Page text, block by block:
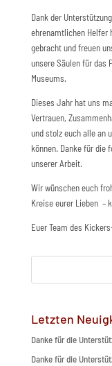
Dank der
ehrenamtlichen Helfer
gebracht und freuen
unsere Säulen für das
Museums.
Dieses Jahr hat uns
Vertrauen,
und stolz euch alle an
können. Danke für die
unserer Arbeit.
Wir wünschen euch
Kreise eurer Lieben –
Euer Team des
Letzten
Danke für die
Danke für die